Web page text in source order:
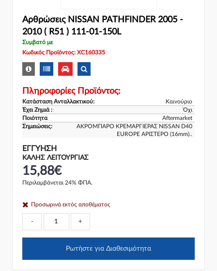
Αρθρώσεις NISSAN PATHFINDER 2005 -
2010 ( R51 ) 111-01-150L
Συμβατό με
Κωδικός Προϊόντος: XC160335
Πληροφορίες Προϊόντος:
Κατάσταση Ανταλλακτικού:
Καινούριο
Έχει Ζημιά :
Όχι
Ποιότητα
Aftermarket
Σημειώσεις:
ΑΚΡΟΜΠΑΡΟ ΚΡΕΜΑΡΓΙΕΡΑΣ NISSAN D40
EUROPE ΑΡΙΣΤΕΡΟ (16mm)..
ΕΓΓΎΗΣΗ
ΚΑΛΗΣ ΛΕΙΤΟΥΡΓΙΑΣ
15,88€
Περιλαμβάνεται 24% ΦΠΑ.
Προσωρινά εκτός αποθέματος
- +
Ρωτήστε για Διαθεσιμότητα